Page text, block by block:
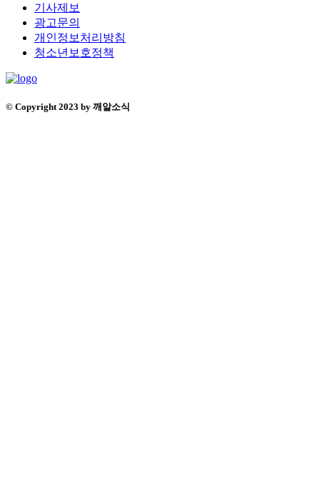
기사제보
광고문의
개인정보처리방침
청소년보호정책
© Copyright 2023 by 깨알소식